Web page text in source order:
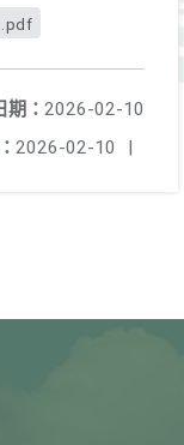
.pdf
期： 2026-02-10
2026-02-10 |